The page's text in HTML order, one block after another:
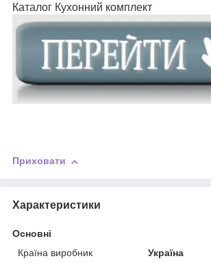
Каталог Кухонний комплект
Приховати
Характеристики
Основні
Країна виробник
Україна